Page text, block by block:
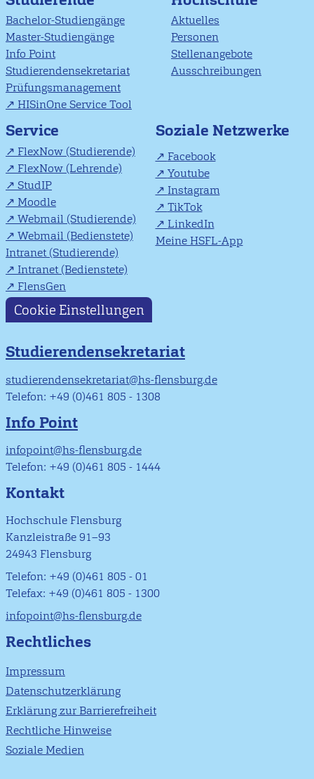
Bachelor-Studiengänge
Master-Studiengänge
Info Point
Studierendensekretariat
Prüfungsmanagement
HISinOne Service Tool
Aktuelles
Personen
Stellenangebote
Ausschreibungen
Service
FlexNow (Studierende)
FlexNow (Lehrende)
StudIP
Moodle
Webmail (Studierende)
Webmail (Bedienstete)
Intranet (Studierende)
Intranet (Bedienstete)
FlensGen
Soziale Netzwerke
Facebook
Youtube
Instagram
TikTok
LinkedIn
Meine HSFL-App
Cookie Einstellungen
Studierendensekretariat
studierendensekretariat@hs-flensburg.de
Telefon: +49 (0)461 805 - 1308
Info Point
infopoint@hs-flensburg.de
Telefon: +49 (0)461 805 - 1444
Kontakt
Hochschule Flensburg
Kanzleistraße 91–93
24943 Flensburg
Telefon: +49 (0)461 805 - 01
Telefax: +49 (0)461 805 - 1300
infopoint@hs-flensburg.de
Rechtliches
Impressum
Datenschutzerklärung
Erklärung zur Barrierefreiheit
Rechtliche Hinweise
Soziale Medien